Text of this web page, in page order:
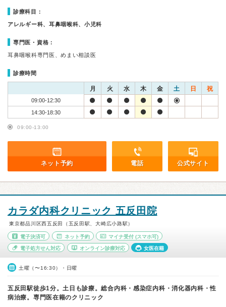
診療科目：
アレルギー科、耳鼻咽喉科、小児科
専門医・資格：
耳鼻咽喉科専門医、めまい相談医
診療時間
月 火 水 木 金 土 日 祝
09:00-12:30
14:30-18:30
09:00-13:00
ネット予約 電話 公式サイト
カラダ内科クリニック 五反田院
東京都品川区西五反田（五反田駅、大崎広小路駅）
電子決済可 ネット予約 マイナ受付 (スマホ可)
電子処方せん対応 オンライン診療対応 女医在籍
土曜（〜16:30）・日曜
五反田駅徒歩1分。土日も診療。総合内科・感染症内科・消化器内科・性
病治療。専門医在籍のクリニック